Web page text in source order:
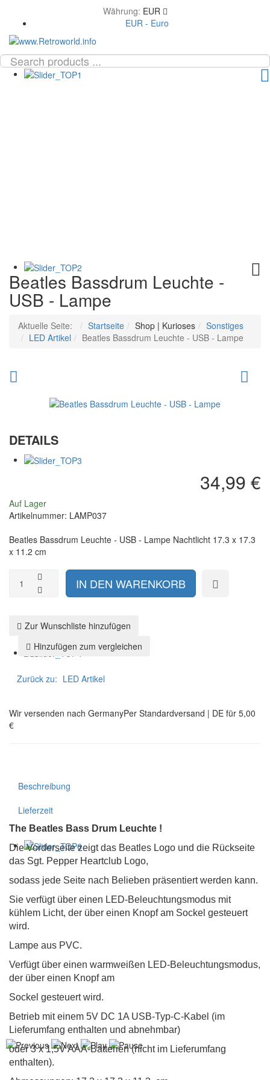
Währung: EUR
EUR - Euro
Beatles Bassdrum Leuchte -
USB - Lampe
Aktuelle Seite: Startseite Shop | Kurioses
Sonstiges
LED Artikel
Beatles Bassdrum Leuchte - USB - Lampe
Wars
Schreibtischlampe
Luke
Skywalker's
Lichtschwert
cm
DETAILS
34,99 €
Auf Lager
Artikelnummer: LAMP037
Beatles Bassdrum Leuchte - USB - Lampe Nachtlicht 17.3 x 17.3
x 11.2 cm
Zur Wunschliste hinzufügen
Hinzufügen zum vergleichen
Zurück zu: LED Artikel
Wir versenden nach GermanyPer Standardversand | DE für 5,00
€
Beschreibung
Lieferzeit
The Beatles Bass Drum Leuchte !
Die Vorderseite zeigt das Beatles Logo und die Rückseite
das Sgt. Pepper Heartclub Logo,
sodass jede Seite nach Belieben präsentiert werden kann.
Sie verfügt über einen LED-Beleuchtungsmodus mit
kühlem Licht, der über einen Knopf am Sockel gesteuert
wird.
Lampe aus PVC.
Verfügt über einen warmweißen LED-Beleuchtungsmodus,
der über einen Knopf am
Sockel gesteuert wird.
Betrieb mit einem 5V DC 1A USB-Typ-C-Kabel (im
Lieferumfang enthalten und abnehmbar)
oder 3 x 1,5V AAA-Batterien (nicht im Lieferumfang
enthalten).